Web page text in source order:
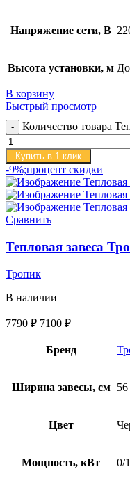
Напряжение сети, В
Высота установки, м
В корзину
Быстрый просмотр
Количество товара
Купить в 1 клик
-9%;процент скидки
Сравнить
Тепловая завеса
Тропик
В наличии
7790₽ 7100 ₽
Бренд
Ширина завесы, см 56
Цвет
Мощность, кВт 0/